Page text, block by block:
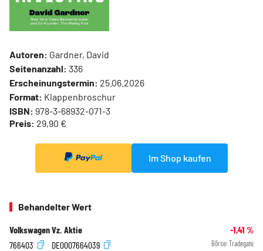
Autoren: Gardner, David
Seitenanzahl: 336
Erscheinungstermin: 25.06.2026
Format: Klappenbroschur
ISBN: 978-3-68932-071-3
Preis: 29,90 €
Im Shop kaufen
Behandelter Wert
Volkswagen Vz. Aktie -1,41 %
766403
DE0007664039 Börse: Tradegate